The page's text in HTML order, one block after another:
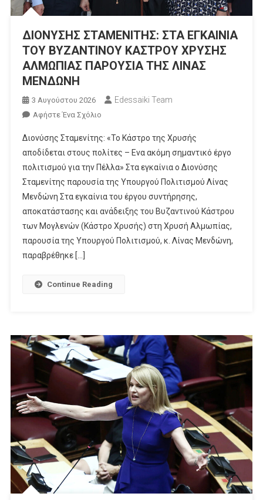
ΔΙΟΝΥΣΗΣ ΣΤΑΜΕΝΙΤΗΣ: ΣΤΑ ΕΓΚΑΙΝΙΑ
ΤΟΥ ΒΥΖΑΝΤΙΝΟΥ ΚΑΣΤΡΟΥ ΧΡΥΣΗΣ
ΑΛΜΩΠΙΑΣ ΠΑΡΟΥΣΙΑ ΤΗΣ ΛΙΝΑΣ
ΜΕΝΔΩΝΗ
3 Αυγούστου 2026 Edessaiki Team
Αφήστε Ένα Σχόλιο
ΔΙΟΝΥΣΗΣ
ΣΤΑΜΕΝΙΤΗΣ:
ΣΤΑ
ΕΓΚΑΙΝΙΑ
ΤΟΥ
ΒΥΖΑΝΤΙΝΟΥ
ΚΑΣΤΡΟΥ
ΧΡΥΣΗΣ
ΛΙΝΑΣ
Διονύσης Σταμενίτης: «Το Κάστρο της Χρυσής
αποδίδεται στους πολίτες – Ενα ακόμη σημαντικό έργο
πολιτισμού για την Πέλλα» Στα εγκαίνια ο Διονύσης
Σταμενίτης παρουσία της Υπουργού Πολιτισμού Λίνας
Μενδώνη Στα εγκαίνια του έργου συντήρησης,
αποκατάστασης και ανάδειξης του Βυζαντινού Κάστρου
των Μογλενών (Κάστρο Χρυσής) στη Χρυσή Αλμωπίας,
παρουσία της Υπουργού Πολιτισμού, κ. Λίνας Μενδώνη,
παραβρέθηκε […]
Continue Reading